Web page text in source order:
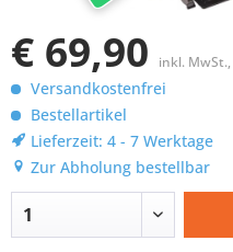
€ 69,90 inkl. MwSt.,
Versandkostenfrei
Bestellartikel
Lieferzeit: 4 - 7 Werktage
Zur Abholung bestellbar